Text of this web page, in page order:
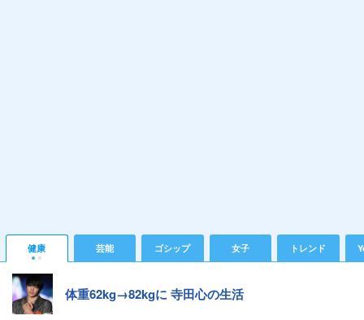
健康 芸能 ゴシップ 女子 トレンド
体重62kg→82kgに 寺田心の生活